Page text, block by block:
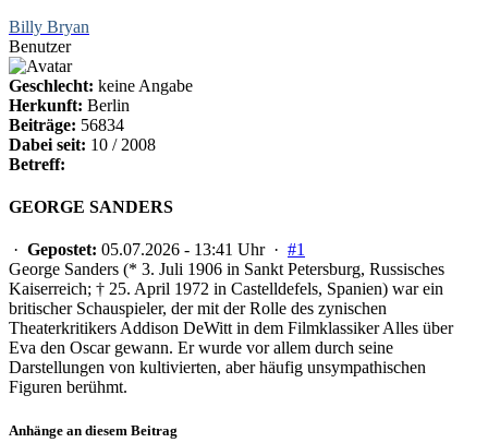
Billy Bryan
Benutzer
Geschlecht: keine Angabe
Herkunft: Berlin
Beiträge: 56834
Dabei seit: 10 / 2008
Betreff:
GEORGE SANDERS
· Gepostet: 05.07.2026 - 13:41 Uhr · #1
George Sanders (* 3. Juli 1906 in Sankt Petersburg, Russisches
Kaiserreich; † 25. April 1972 in Castelldefels, Spanien) war ein
britischer Schauspieler, der mit der Rolle des zynischen
Theaterkritikers Addison DeWitt in dem Filmklassiker Alles über
Eva den Oscar gewann. Er wurde vor allem durch seine
Darstellungen von kultivierten, aber häufig unsympathischen
Figuren berühmt.
Anhänge an diesem Beitrag